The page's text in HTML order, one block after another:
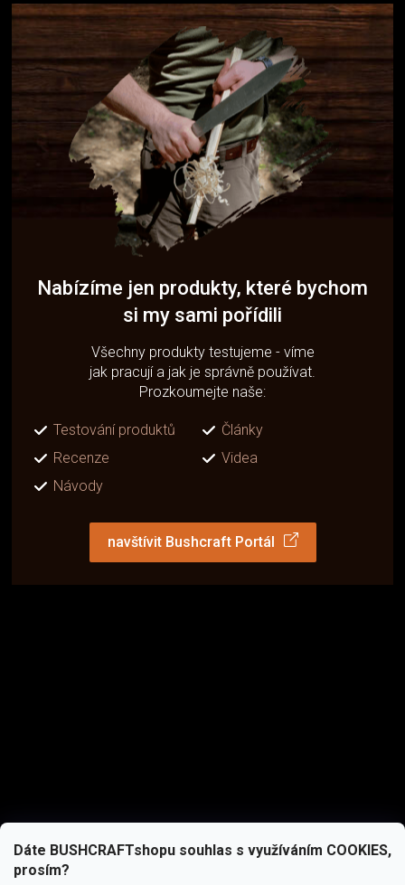
Dáte BUSHCRAFTshopu souhlas s využíváním COOKIES,
prosím?
Nabízíme jen produkty, které bychom
si my sami pořídili
Všechny produkty testujeme - víme
jak pracují a jak je správně používat.
Prozkoumejte naše:
Testování produktů
Články
Recenze
Videa
Návody
navštívit Bushcraft Portál